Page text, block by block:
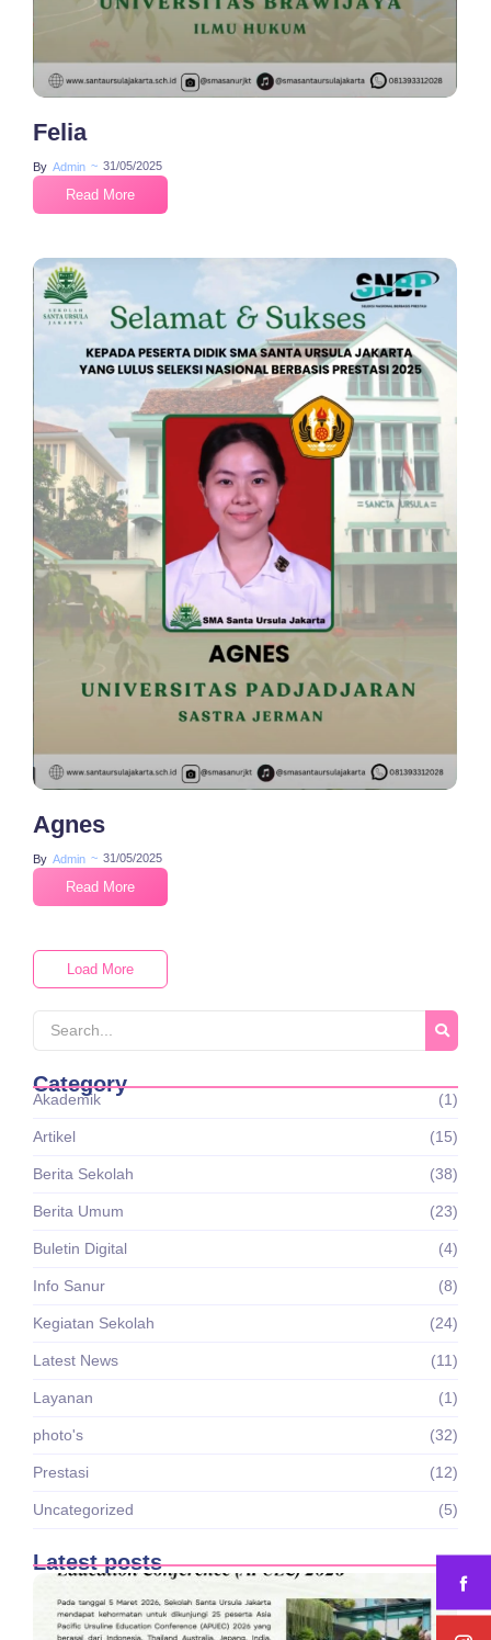
Felia
By Admin ~ 31/05/2025
Read More
No Comments
Agnes
By Admin ~ 31/05/2025
Read More
Load More
Category
Akademik (1)
Artikel (15)
Berita Sekolah (38)
Berita Umum (23)
Buletin Digital (4)
Info Sanur (8)
Kegiatan Sekolah (24)
Latest News (11)
Layanan (1)
photo's (32)
Prestasi (12)
Uncategorized (5)
Latest posts